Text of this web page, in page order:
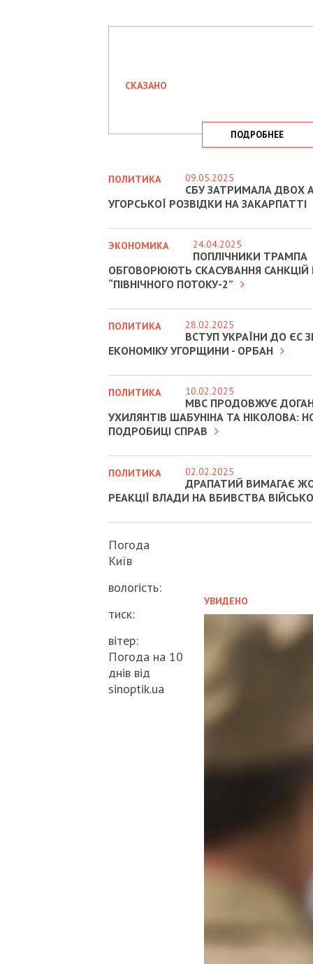
СКАЗАНО
ПОДРОБНЕЕ
УВИДЕНО
ПОЛИТИКА 09.05.2025
СБУ ЗАТРИМАЛА ДВОХ
УГОРСЬКОЇ РОЗВІДКИ НА ЗАКАРПАТТІ
ЭКОНОМИКА 24.04.2025
ПОПЛІЧНИКИ ТРАМПА
ОБГОВОРЮЮТЬ СКАСУВАННЯ САНКЦІЙ
“ПІВНІЧНОГО ПОТОКУ-2”
ПОЛИТИКА 28.02.2025
ВСТУП УКРАЇНИ ДО ЄС
ЕКОНОМІКУ УГОРЩИНИ - ОРБАН
ПОЛИТИКА 10.02.2025
МВС ПРОДОВЖУЄ
УХИЛЯНТІВ ШАБУНІНА ТА НІКОЛОВА:
ПОДРОБИЦІ СПРАВ
ПОЛИТИКА 02.02.2025
ДРАПАТИЙ ВИМАГАЄ
РЕАКЦІЇ ВЛАДИ НА ВБИВСТВА
Погода
Київ
вологість:
тиск:
вітер:
Погода на 10
днів від
sinoptik.ua